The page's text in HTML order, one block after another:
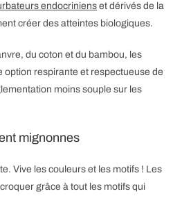
endocrinienset dérivés de la
créer des atteintes biologiques.
du coton et du bambou, les
option respirante et respectueuse de
moins souple sur les
mignonnes
Vive les couleurs et les motifs ! Les
grâce à tout les motifs qui